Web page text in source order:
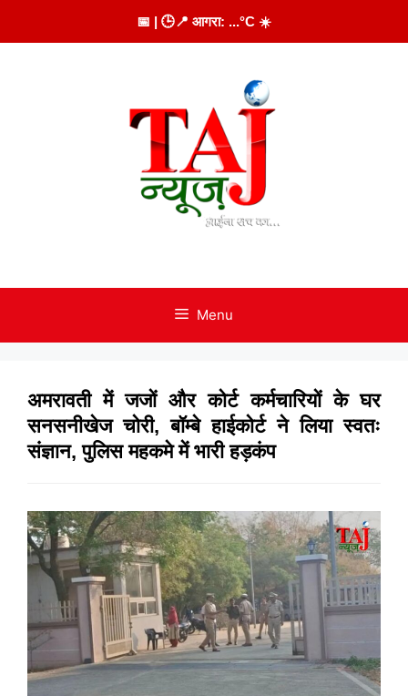
to
📅 | 🕒📍 आगरा: ...°C ☀️
Menu
अमरावती में जजों और कोर्ट कर्मचारियों के घर
सनसनीखेज चोरी, बॉम्बे हाईकोर्ट ने लिया स्वतः
संज्ञान, पुलिस महकमे में भारी हड़कंप